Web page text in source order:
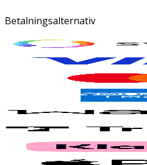
Betalningsalternativ